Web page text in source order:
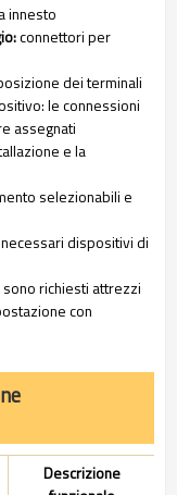
innesto
connettori per
dei terminali
le connessioni
assegnati
e la
selezionabili e
dispositivi di
sono richiesti attrezzi
con
Descrizione